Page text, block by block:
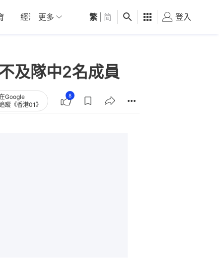
經濟 01深圳 觀點 健康 好食玩飛
更多 繁 简 登入
及隊中2名成員
Google
蹤《香港01》
8